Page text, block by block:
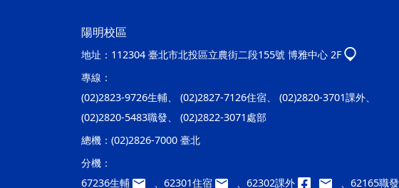
陽明校區
地址： 112304 臺北市北投區立農街二段155號 博雅中心 2F
專線：
(02)2823-9726生輔、 (02)2827-7126住宿、 (02)2820-3701課外、
(02)2820-5483職發、 (02)2822-3071處部
總機： (02)2826-7000 臺北
分機：
67236生輔
、62301住宿 、62302課外 、62165職發